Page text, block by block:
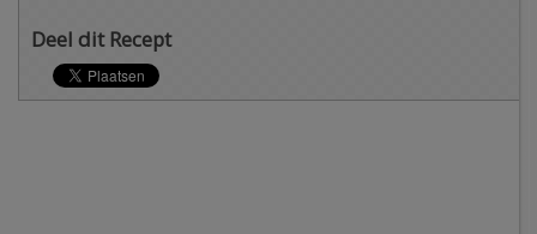
Deel dit Recept